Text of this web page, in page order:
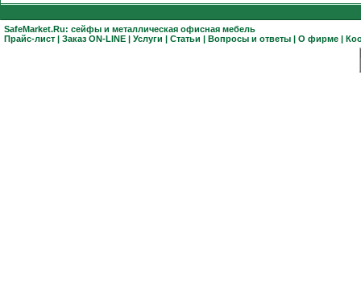
SafeMarket.Ru: сейфы и металлическая офисная мебель
Прайс-лист | Заказ ON-LINE | Услуги | Статьи | Вопросы и ответы | О фирме |